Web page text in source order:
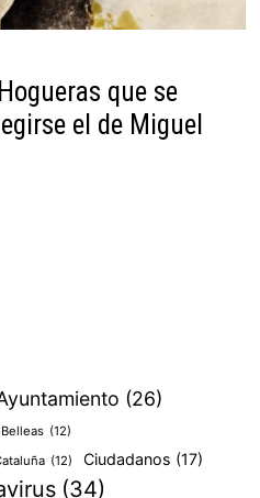
que se
el de Miguel
Polkaverse
electrónico
(26)
Belleas (12)
(12) Ciudadanos (17)
(34)